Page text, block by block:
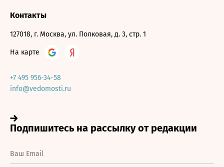
Контакты
127018, г. Москва, ул. Полковая, д. 3, стр. 1
На карте
+7 495 956-34-58
info@vedomosti.ru